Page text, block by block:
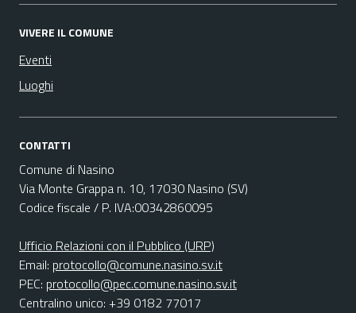
VIVERE IL COMUNE
Eventi
Luoghi
CONTATTI
Comune di Nasino
Via Monte Grappa n. 10, 17030 Nasino (SV)
Codice fiscale / P. IVA:00342860095
Ufficio Relazioni con il Pubblico (URP)
Email: protocollo@comune.nasino.sv.it
PEC: protocollo@pec.comune.nasino.sv.it
Centralino unico: +39 0182 77017